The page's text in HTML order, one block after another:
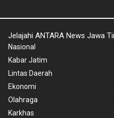
Jelajahi ANTARA News Jawa
Nasional
Kabar Jatim
Lintas Daerah
Ekonomi
Olahraga
Karkhas